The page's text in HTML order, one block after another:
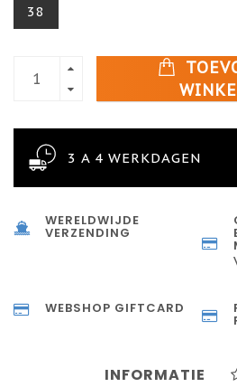
38
3 A 4 WERKDAGEN
WERELDWIJDE
VERZENDING
WEBSHOP GIFTCARD
INFORMATIE